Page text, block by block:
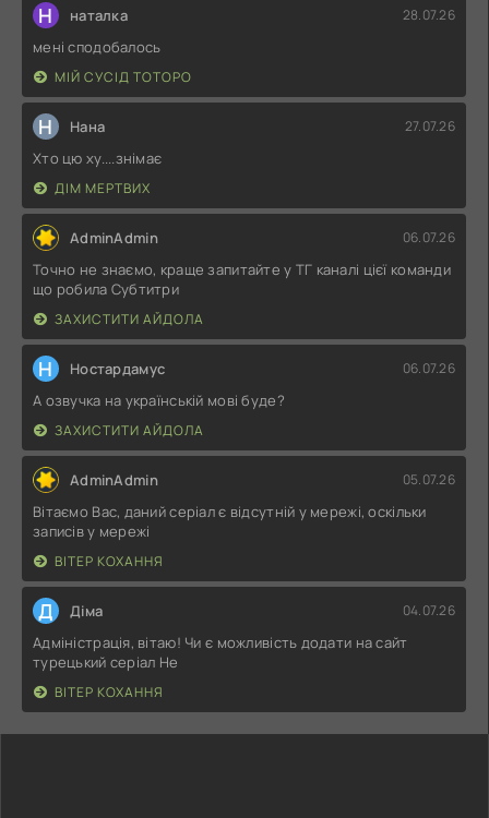
Н наталка 28.07.26
мені сподобалось
МІЙ СУСІД ТОТОРО
Н Нана 27.07.26
Хто цю ху....знімає
ДІМ МЕРТВИХ
AdminAdmin 06.07.26
Точно не знаємо, краще запитайте у ТГ каналі цієї команди
що робила Субтитри
ЗАХИСТИТИ АЙДОЛА
Н Ностардамус 06.07.26
А озвучка на українській мові буде?
ЗАХИСТИТИ АЙДОЛА
AdminAdmin 05.07.26
Вітаємо Вас, даний серіал є відсутній у мережі, оскільки
записів у мережі
ВІТЕР КОХАННЯ
Д Діма 04.07.26
Адміністрація, вітаю! Чи є можливість додати на сайт
турецький серіал Не
ВІТЕР КОХАННЯ